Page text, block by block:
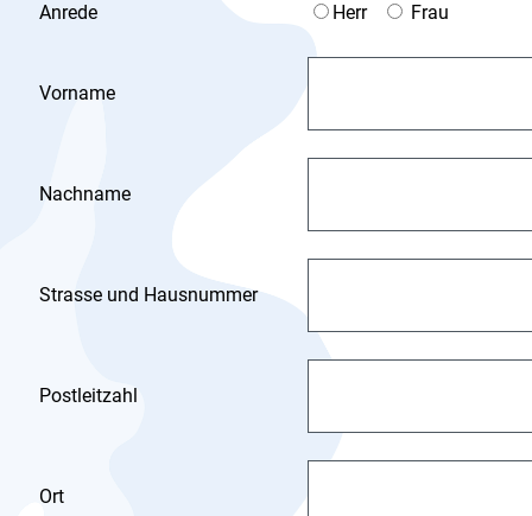
Anrede Herr Frau
Vorname
Nachname
Strasse und Hausnummer
Postleitzahl
Ort